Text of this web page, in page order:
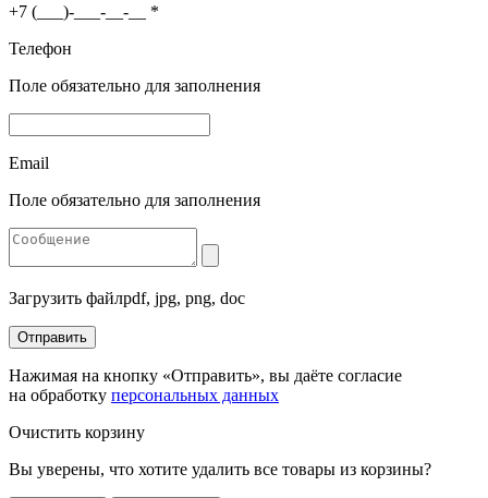
+7 (___)-___-__-__ *
Телефон
Поле обязательно для заполнения
Email
Поле обязательно для заполнения
Загрузить файлpdf, jpg, png, doc
Отправить
Нажимая на кнопку «Отправить», вы даёте согласие
на обработку персональных данных
Очистить корзину
Вы уверены, что хотите удалить все товары из корзины?